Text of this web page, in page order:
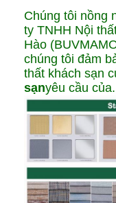
Chúng tôi nồng
ty TNHH Nội
Hào
chúng tôi đảm
thất khách sạn
sạnyêu cầu của.